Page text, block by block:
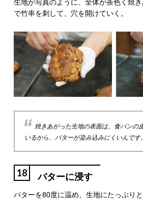
生地が写真のように、全体が茶色く焼
で竹串を刺して、穴を開けていく。
焼きあがった生地の表面は、食パンの
いるから、バターが染み込みにくいんです。
18 バターに浸す
バターを80度に温め、生地にたっぷりと